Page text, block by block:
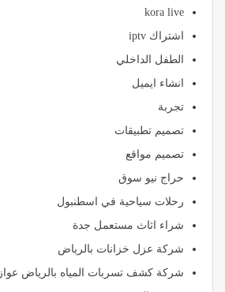
kora live
اشتراك iptv
الطفل الداخلي
انشاء ايميل
تجربة
تصميم تطبيقات
تصميم مواقع
حراج نيو سوق
رحلات سياحية في اسطنبول
شراء اثاث مستعمل جدة
شركة عزل خزانات بالرياض
شركة كشف تسربات المياه بالرياض